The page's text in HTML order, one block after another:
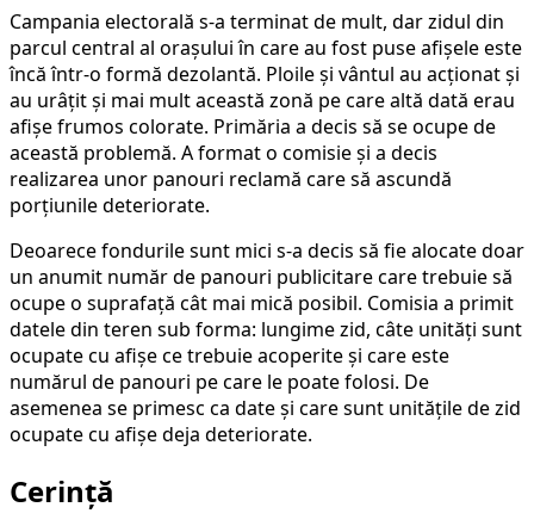
Campania electorală s-a terminat de mult, dar zidul din
parcul central al orașului în care au fost puse afișele este
încă într-o formă dezolantă. Ploile și vântul au acționat și
au urâțit și mai mult această zonă pe care altă dată erau
afișe frumos colorate. Primăria a decis să se ocupe de
această problemă. A format o comisie și a decis
realizarea unor panouri reclamă care să ascundă
porțiunile deteriorate.
Deoarece fondurile sunt mici s-a decis să fie alocate doar
un anumit număr de panouri publicitare care trebuie să
ocupe o suprafață cât mai mică posibil. Comisia a primit
datele din teren sub forma: lungime zid, câte unități sunt
ocupate cu afișe ce trebuie acoperite și care este
numărul de panouri pe care le poate folosi. De
asemenea se primesc ca date și care sunt unitățile de zid
ocupate cu afișe deja deteriorate.
Cerință